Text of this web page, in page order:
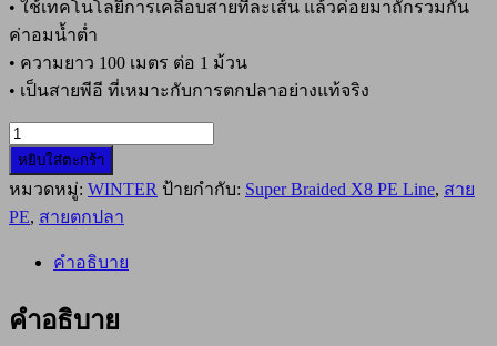
• ใช้เทคโนโลยีการเคลือบสายที่ละเส้น แล้วค่อยมาถักรวมกัน
ค่าอมน้ำต่ำ
• ความยาว 100 เมตร ต่อ 1 ม้วน
• เป็นสายพีอี ที่เหมาะกับการตกปลาอย่างแท้จริง
จำนวน
สาย
พีอี
WINTER
Braided
Line
NEW
หยิบใส่ตะกร้า
หมวดหมู่: WINTER ป้ายกำกับ: Super Braided X8 PE Line, สาย
PE, สายตกปลา
คำอธิบาย
คำอธิบาย